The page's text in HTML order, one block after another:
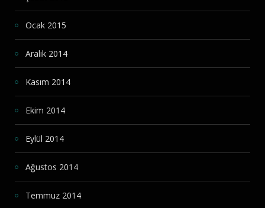
Ocak 2015
Aralık 2014
Kasım 2014
Ekim 2014
Eylül 2014
Ağustos 2014
Temmuz 2014